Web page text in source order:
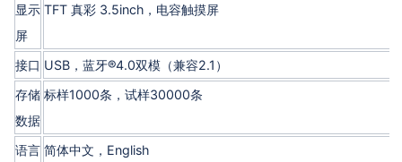
显示
屏
TFT 真彩 3.5inch，电容触摸屏
接口 USB，蓝牙®4.0双模（兼容2.1）
存储
数据
标样1000条，试样30000条
语言 简体中文，English